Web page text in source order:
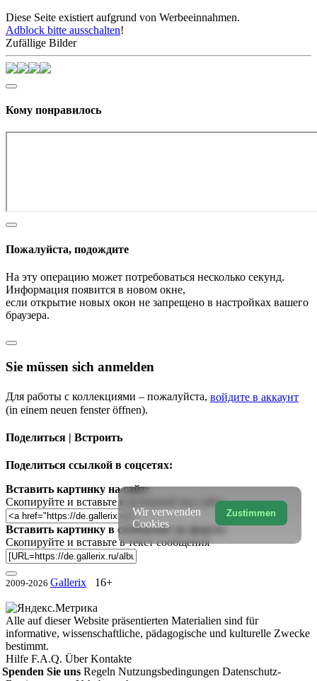
Diese Seite existiert aufgrund von Werbeeinnahmen.
Adblock bitte ausschalten!
Zufällige Bilder
Кому понравилось
Пожалуйста, подождите
На эту операцию может потребоваться несколько секунд.
Информация появится в новом окне,
если открытие новых окон не запрещено в настройках вашего
браузера.
Sie müssen sich anmelden
Для работы с коллекциями – пожалуйста, войдите в аккаунт
(in einem neuen fenster öffnen).
Поделиться | Встроить
Поделиться ссылкой в соцсетях:
Вставить картинку на сайт:
Скопируйте и вставьте в исходный код сайта
Вставить картинку в сообщение на форум:
Скопируйте и вставьте в текст сообщения
2009-2026 Gallerix 16+
Alle auf dieser Website präsentierten Materialien sind für
informative, wissenschaftliche, pädagogische und kulturelle Zwecke
bestimmt.
Hilfe F.A.Q. ÜberKontakte
Spenden Sie uns Regeln Nutzungsbedingungen Datenschutz-
Zustimmen
Wir verwenden
Cookies